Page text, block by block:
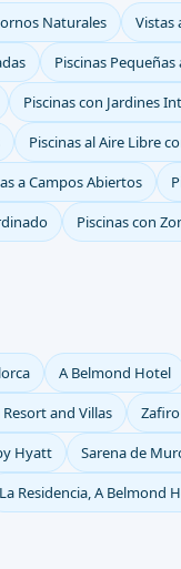
Naturales
Vistas
Piscinas
Piscinas con Jardines
Piscinas al Aire Libre
a Campos Abiertos
Piscinas con
A Belmond Hotel
and Villas
Hyatt
Sarena de
La Residencia, A Belmond